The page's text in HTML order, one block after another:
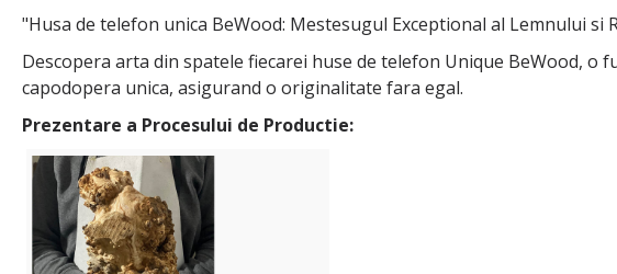
"Husa de telefon unica BeWood: Mestesugul Exceptional al Lemnului si
Descopera arta din spatele fiecarei huse de telefon Unique BeWood,
capodopera unica, asigurand o originalitate fara egal.
Prezentare a Procesului de Productie: